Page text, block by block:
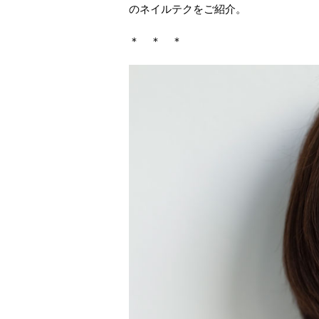
のネイルテクをご紹介。
＊ ＊ ＊